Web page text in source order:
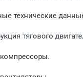
технические
тягового